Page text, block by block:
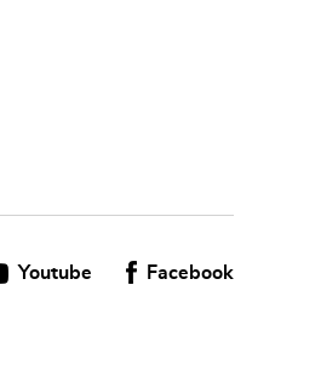
Youtube Facebook